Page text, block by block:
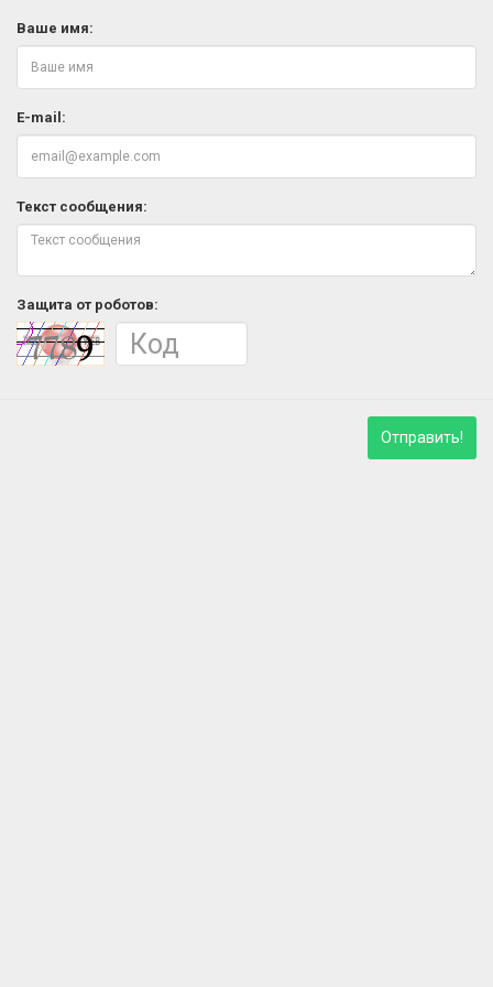
Ваше имя:
E-mail:
Текст сообщения:
Защита от роботов:
Отправить!